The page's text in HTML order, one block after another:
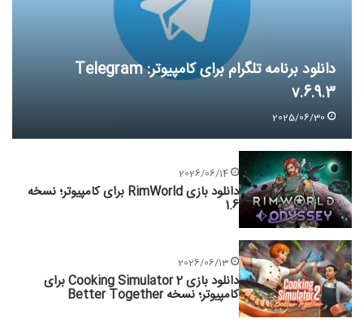
دانلود برنامه تلگرام برای کامپیوتر: Telegram
v.6.9.3
2025/06/30
2026/06/14
دانلود بازی RimWorld برای کامپیوتر؛ نسخه
1.6
2026/06/13
دانلود بازی Cooking Simulator 2 برای
کامپیوتر؛ نسخه Better Together